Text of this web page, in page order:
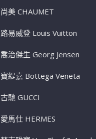
尚美 CHAUMET
路易威登 Louis Vuitton
喬治傑生 Georg Jensen
寶緹嘉 Bottega Veneta
古馳 GUCCI
愛馬仕 HERMES